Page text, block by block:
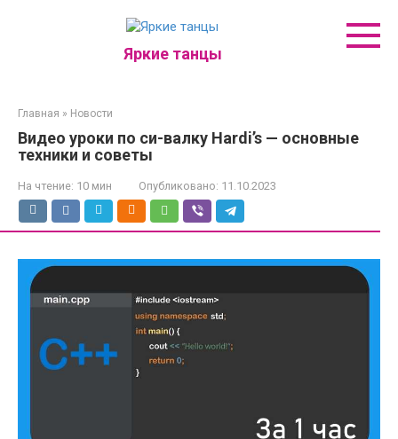
Яркие танцы
Главная » Новости
Видео уроки по си-валку Hardi’s — основные
техники и советы
На чтение: 10 мин Опубликовано: 11.10.2023